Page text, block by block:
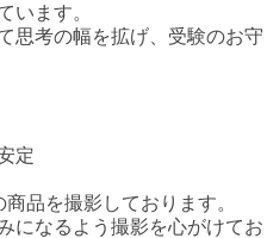
います。
思考の幅を拡げ、受験のお
定
品を撮影しております。
になるよう撮影を心がけて